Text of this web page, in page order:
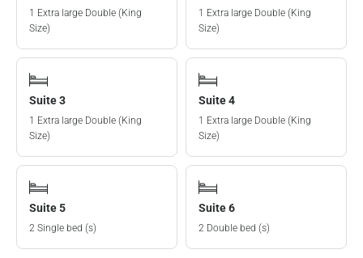
1 Extra large Double (King
Size)
1 Extra large Double (King
Size)
Suite 3
1 Extra large Double (King
Size)
Suite 4
1 Extra large Double (King
Size)
Suite 5
2 Single bed (s)
Suite 6
2 Double bed (s)